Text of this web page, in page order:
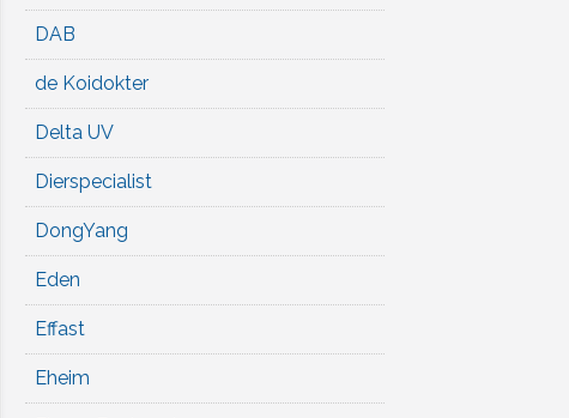
DAB
de Koidokter
Delta UV
Dierspecialist
DongYang
Eden
Effast
Eheim